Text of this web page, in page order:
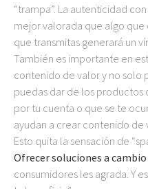
“trampa”. La autenticidad
mejor valorada que algo que
que transmitas generará un
También es importante en
contenido de valor y no solo
puedas dar de los productos
por tu cuenta o que se te
ayudan a crear contenido de
Esto quita la sensación de
Ofrecer soluciones a
consumidores les agrada. Y